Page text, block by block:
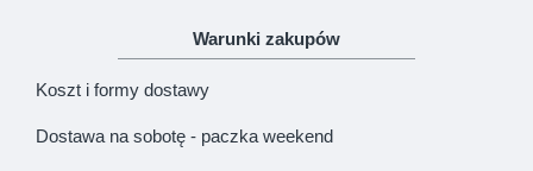
Warunki zakupów
Koszt i formy dostawy
Dostawa na sobotę - paczka weekend